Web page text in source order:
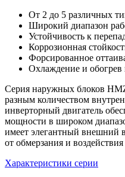
От 2 до 5 различных
Широкий диапазон
Устойчивость к
Коррозионная
Форсированное
Охлаждение и обогрев
Серия наружных блоков
разным количеством
инверторный двигатель
мощности в широком
имеет элегантный внешний
от обмерзания и
Характеристики серии